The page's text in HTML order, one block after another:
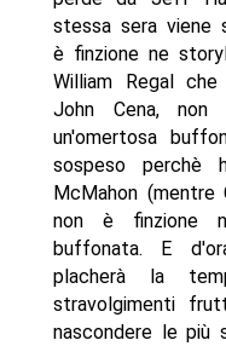
stessa sera viene
è finzione ne
William Regal
John Cena,
un'omertosa
sospeso perchè
McMahon (mentre
non è finzione
buffonata. E
placherà la
stravolgimenti
nascondere le più